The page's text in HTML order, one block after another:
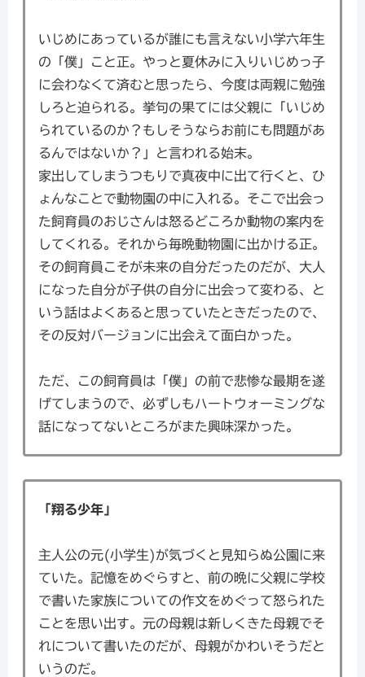
いじめにあっているが誰にも言えない小学六年生
の「僕」こと正。やっと夏休みに入りいじめっ子
に会わなくて済むと思ったら、今度は両親に勉強
しろと迫られる。挙句の果てには父親に「いじめ
られているのか？もしそうならお前にも問題があ
るんではないか？」と言われる始末。
家出してしまうつもりで真夜中に出て行くと、ひ
ょんなことで動物園の中に入れる。そこで出会っ
た飼育員のおじさんは怒るどころか動物の案内を
してくれる。それから毎晩動物園に出かける正。
その飼育員こそが未来の自分だったのだが、大人
になった自分が子供の自分に出会って変わる、と
いう話はよくあると思っていたときだったので、
その反対バージョンに出会えて面白かった。
ただ、この飼育員は「僕」の前で悲惨な最期を遂
げてしまうので、必ずしもハートウォーミングな
話になってないところがまた興味深かった。
「翔る少年」
主人公の元(小学生)が気づくと見知らぬ公園に来
ていた。記憶をめぐらすと、前の晩に父親に学校
で書いた家族についての作文をめぐって怒られた
ことを思い出す。元の母親は新しくきた母親でそ
れについて書いたのだが、母親がかわいそうだと
いうのだ。